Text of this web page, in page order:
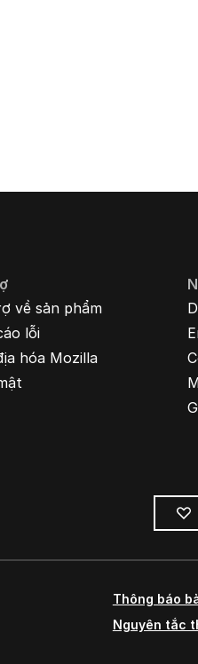
về sản phẩm
lỗi
hóa Mozilla
Thông báo
Nguyên tắc